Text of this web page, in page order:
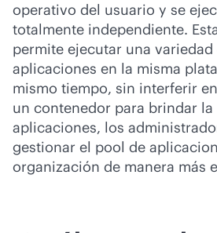
operativo del usuario y se
totalmente independiente.
permite ejecutar una variedad
aplicaciones en la misma
mismo tiempo, sin interferir
un contenedor para brindar la
aplicaciones, los
gestionar el pool de
organización de manera más